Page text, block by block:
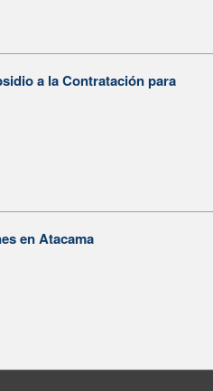
a la Contratación para
en Atacama